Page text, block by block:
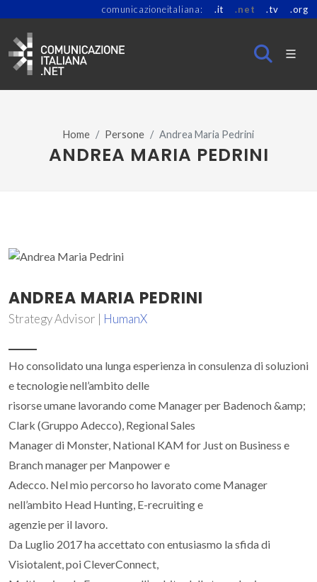
comunicazioneitaliana: .it .net .tv .org
Home Persone Andrea Maria Pedrini
ANDREA MARIA PEDRINI
ANDREA MARIA PEDRINI
Strategy Advisor | HumanX
Ho consolidato una lunga esperienza in consulenza di soluzioni
e tecnologie nell’ambito delle
risorse umane lavorando come Manager per Badenoch &amp;
Clark (Gruppo Adecco), Regional Sales
Manager di Monster, National KAM for Just on Business e
Branch manager per Manpower e
Adecco. Nel mio percorso ho lavorato come Manager
nell’ambito Head Hunting, E-recruiting e
agenzie per il lavoro.
Da Luglio 2017 ha accettato con entusiasmo la sfida di
Visiotalent, poi CleverConnect,